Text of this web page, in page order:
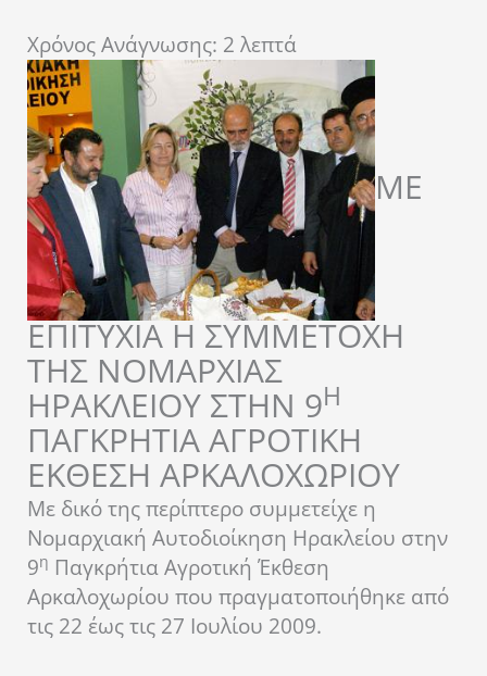
Χρόνος Ανάγνωσης: 2 λεπτά
ΜΕ
ΕΠΙΤΥΧΙΑ Η ΣΥΜΜΕΤΟΧΗ
ΤΗΣ ΝΟΜΑΡΧΙΑΣ
ΗΡΑΚΛΕΙΟΥ ΣΤΗΝ 9Η
ΠΑΓΚΡΗΤΙΑ ΑΓΡΟΤΙΚΗ
ΕΚΘΕΣΗ ΑΡΚΑΛΟΧΩΡΙΟΥ
Με δικό της περίπτερο συμμετείχε η
Νομαρχιακή Αυτοδιοίκηση Ηρακλείου στην
9η Παγκρήτια Αγροτική Έκθεση
Αρκαλοχωρίου που πραγματοποιήθηκε από
τις 22 έως τις 27 Ιουλίου 2009.